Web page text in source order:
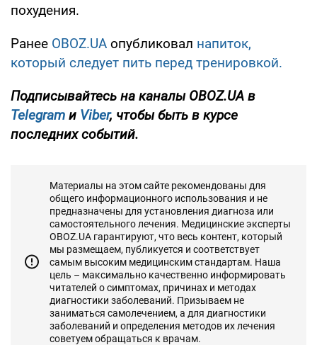
похудения.
Ранее OBOZ.UA опубликовал напиток,
который следует пить перед тренировкой.
Подписывайтесь на каналы OBOZ.UA в
Telegram и Viber, чтобы быть в курсе
последних событий.
Материалы на этом сайте рекомендованы для
общего информационного использования и не
предназначены для установления диагноза или
самостоятельного лечения. Медицинские эксперты
OBOZ.UA гарантируют, что весь контент, который
мы размещаем, публикуется и соответствует
самым высоким медицинским стандартам. Наша
цель – максимально качественно информировать
читателей о симптомах, причинах и методах
диагностики заболеваний. Призываем не
заниматься самолечением, а для диагностики
заболеваний и определения методов их лечения
советуем обращаться к врачам.